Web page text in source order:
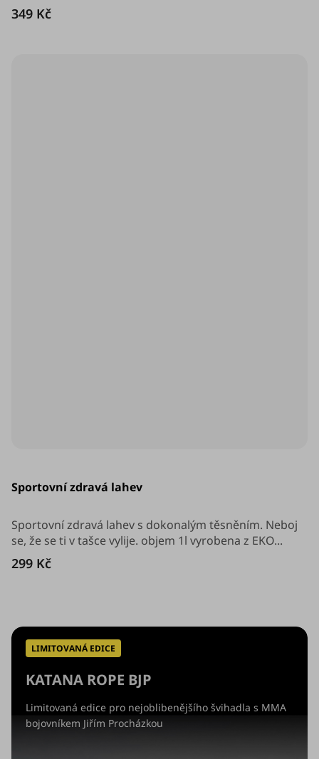
LIMITOVANÁ EDICE
KATANA ROPE BJP
Limitovaná edice pro nejoblibenějšího švihadla s MMA
bojovníkem Jiřím Procházkou
349 Kč
Sportovní zdravá lahev
produktu
z
5
hvězdiček.
299 Kč
Sportovní zdravá lahev s dokonalým těsněním. Neboj
se, že se ti v tašce vylije. objem 1l vyrobena z EKO...
v
a
c